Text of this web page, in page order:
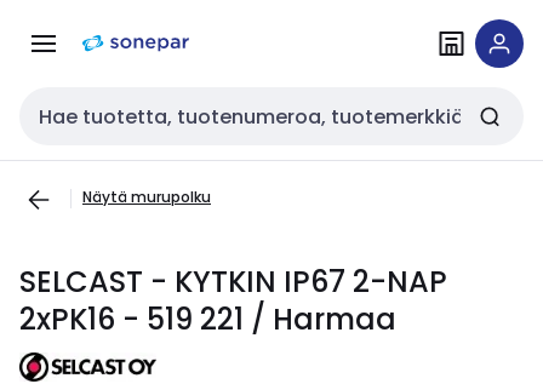
navigointiinsisältöön
Haku
Näytä murupolku
SELCAST - KYTKIN IP67 2-NAP
2xPK16 - 519 221 / Harmaa